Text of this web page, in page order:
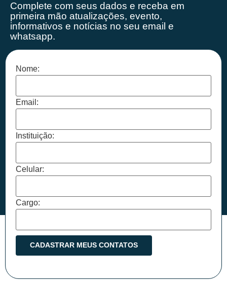
Complete com seus dados e receba em
primeira mão atualizações, evento,
informativos e notícias no seu email e
whatsapp.
Nome:
Email:
Instituição:
Celular:
Cargo: